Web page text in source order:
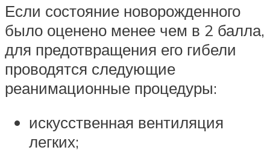
Если состояние новорожденного
было оценено менее чем в 2 балла,
для предотвращения его гибели
проводятся следующие
реанимационные процедуры:
искусственная вентиляция
легких;